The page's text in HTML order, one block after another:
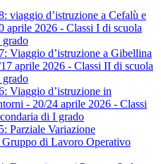
viaggio d’istruzione a Cefalù e
aprile 2026 - Classi I di scuola
grado
Viaggio d’istruzione a Gibellina
aprile 2026 - Classi II di scuola
grado
Viaggio d’istruzione in
- 20/24 aprile 2026 - Classi
di I grado
Parziale Variazione
di Lavoro Operativo